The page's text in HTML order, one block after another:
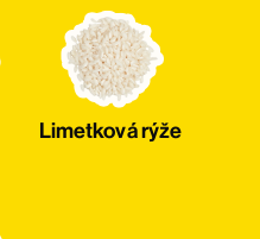
Limetková rýže